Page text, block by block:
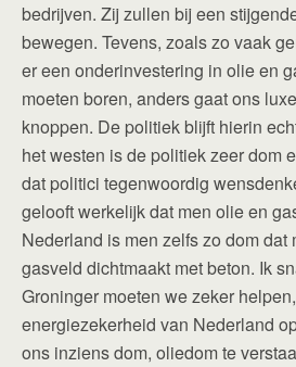
bedrijven. Zij zullen bij een
bewegen. Tevens, zoals zo vaak
er een onderinvestering in olie en
moeten boren, anders gaat ons
knoppen. De politiek blijft hierin
het westen is de politiek zeer dom
dat politici tegenwoordig
gelooft werkelijk dat men olie en
Nederland is men zelfs zo dom dat
gasveld dichtmaakt met beton. Ik
Groninger moeten we zeker
energiezekerheid van Nederland
ons inziens dom, oliedom te